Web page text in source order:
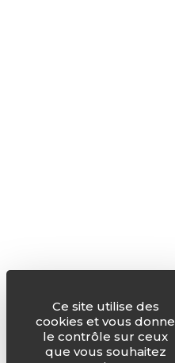
Ce site utilise des
cookies et vous donne
le contrôle sur ceux
que vous souhaitez